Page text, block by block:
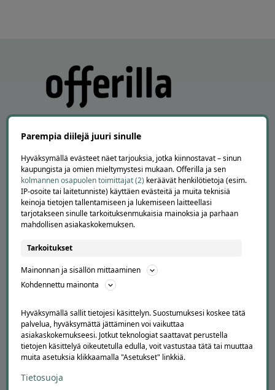
APUA JA NEUVOJA
Peruuta tilaus
Asiakaspalvelu
Kuinka Offerilla toimii
Suosittele Offerillaa
TUTUSTU MEIHIN
Tilaa uutiskirje
Avoimet työpaikat
Offerilla mediassa
YRITYKSILLE
Parempia diilejä juuri sinulle
Hyväksymällä evästeet näet tarjouksia, jotka kiinnostavat – sinun
kaupungista ja omien mieltymystesi mukaan. Offerilla ja sen
kolmannen osapuolen toimittajat (2) keräävät henkilötietoja (esim.
IP-osoite tai laitetunniste) käyttäen evästeitä ja muita teknisiä
keinoja tietojen tallentamiseen ja lukemiseen laitteellasi
tarjotakseen sinulle tarkoituksenmukaisia mainoksia ja parhaan
mahdollisen asiakaskokemuksen.
Tarkoitukset
Mainonnan ja sisällön mittaaminen
Kohdennettu mainonta
Hyväksymällä sallit tietojesi käsittelyn. Suostumuksesi koskee tätä
palvelua, hyväksymättä jättäminen voi vaikuttaa
asiakaskokemukseesi. Jotkut teknologiat saattavat perustella
tietojen käsittelyä oikeutetulla edulla, voit vastustaa tätä tai muuttaa
muita asetuksia klikkaamalla "Asetukset" linkkiä.
Tietosuoja